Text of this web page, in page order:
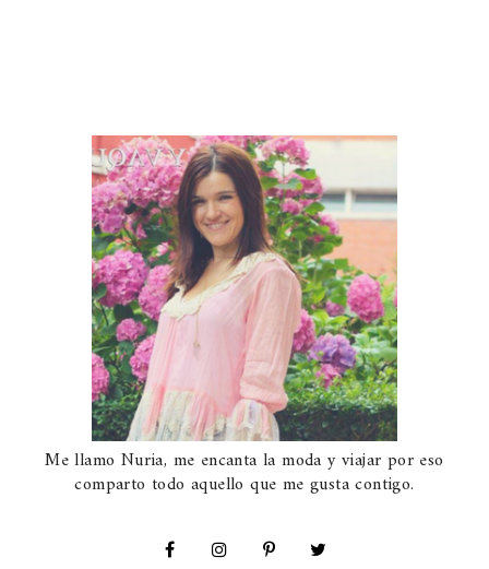
Me llamo Nuria, me encanta la moda y viajar por eso
comparto todo aquello que me gusta contigo.